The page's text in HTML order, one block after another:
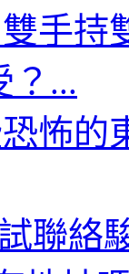
手持
？...
怖的
聯絡